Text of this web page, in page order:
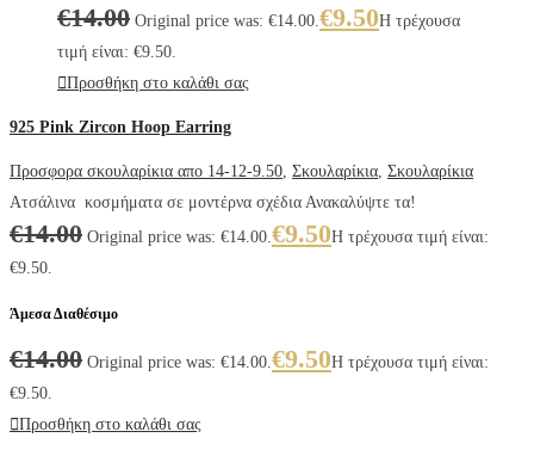
€14.00 Original price was: €14.00. €9.50Η τρέχουσα
τιμή είναι: €9.50.
Προσθήκη στο καλάθι σας
925 Pink Zircon Hoop Earring
Προσφορα σκουλαρίκια απο 14-12-9.50 Σκουλαρίκια Σκουλαρίκια
Ατσάλινα κοσμήματα σε μοντέρνα σχέδια Ανακαλύψτε τα!
€14.00 Original price was: €14.00. €9.50Η τρέχουσα τιμή είναι:
€9.50.
Άμεσα Διαθέσιμο
€14.00 Original price was: €14.00. €9.50Η τρέχουσα τιμή είναι:
€9.50.
Προσθήκη στο καλάθι σας